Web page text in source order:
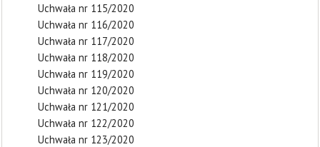
Uchwała nr 115/2020
Uchwała nr 116/2020
Uchwała nr 117/2020
Uchwała nr 118/2020
Uchwała nr 119/2020
Uchwała nr 120/2020
Uchwała nr 121/2020
Uchwała nr 122/2020
Uchwała nr 123/2020